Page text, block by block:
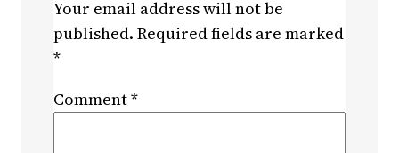
Your email address will not be
published. Required fields are marked
*
Comment*